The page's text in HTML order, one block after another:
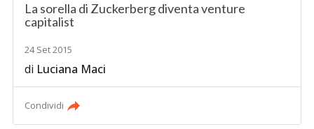
La sorella di Zuckerberg diventa venture
capitalist
24 Set 2015
di Luciana Maci
Condividi